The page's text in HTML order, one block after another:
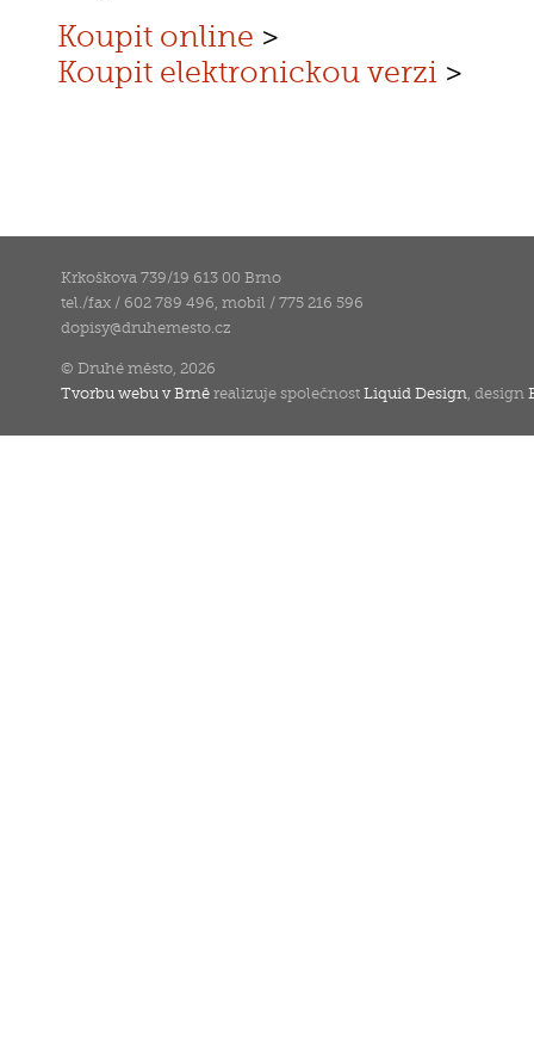
Koupit online >
Koupit elektronickou verzi >
Krkoškova 739/19 613 00 Brno
tel./fax / 602 789 496, mobil / 775 216 596
dopisy@druhemesto.cz
© Druhé město, 2026
Tvorbu webu v Brně realizuje společnostLiquid Design , design